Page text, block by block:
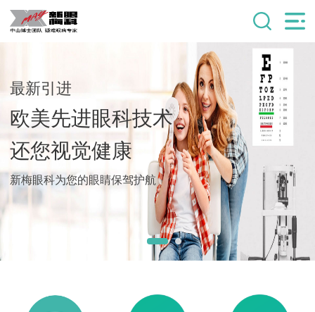
最新引进
欧美先进眼科技术
还您视觉健康
新梅眼科为您的眼睛保驾护航